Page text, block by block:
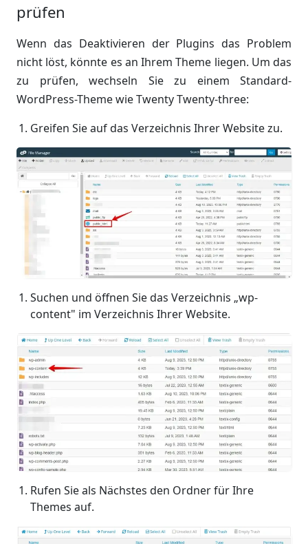
prüfen
Wenn das Deaktivieren der Plugins das Problem
nicht löst, könnte es an Ihrem Theme liegen. Um das
zu prüfen, wechseln Sie zu einem Standard-
WordPress-Theme wie Twenty Twenty-three:
Greifen Sie auf das Verzeichnis Ihrer Website zu.
Suchen und öffnen Sie das Verzeichnis „wp-
content" im Verzeichnis Ihrer Website.
Rufen Sie als Nächstes den Ordner für Ihre
Themes auf.